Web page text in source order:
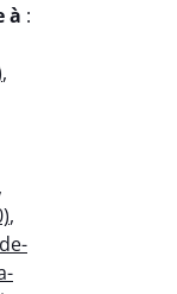
à :
,
,
,